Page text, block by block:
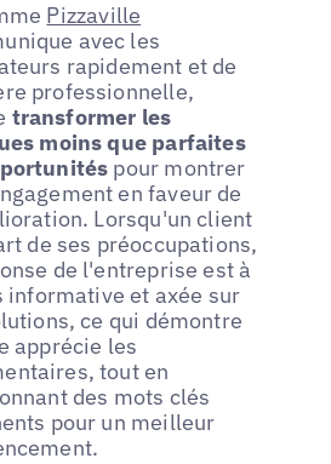
Pizzaville
avec les
rapidement et de
professionnelle,
transformer les
moins que parfaites
pour montrer
en faveur de
Lorsqu'un client
de ses préoccupations,
de l'entreprise est à
informative et axée sur
ce qui démontre
apprécie les
tout en
des mots clés
pour un meilleur